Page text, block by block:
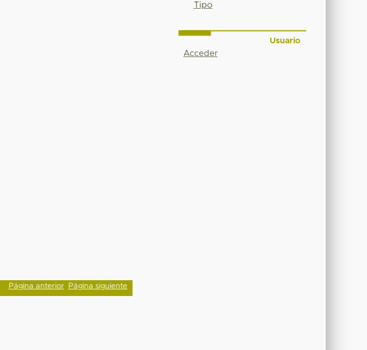
Página anterior Página siguiente
Tipo
Usuario
Acceder